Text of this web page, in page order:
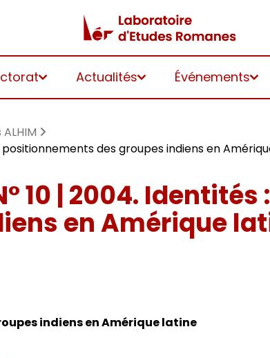
Actualités Événements
positionnements des groupes indiens en
10 | 2004.
en Amérique
indiens en Amérique latine